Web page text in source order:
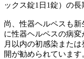
ックス錠1日1錠）の長
尚、性器ヘルペスも
に性器ヘルペスの病
月以内の初感染また
開が勧められています